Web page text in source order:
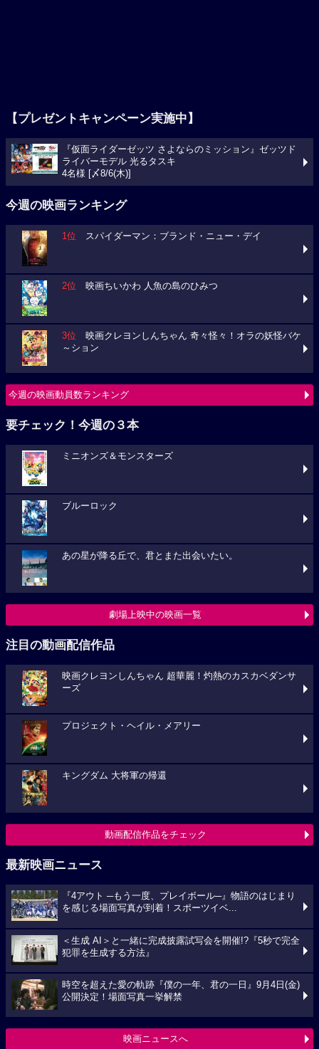
【プレゼントキャンペーン実施中】
『仮面ライダーゼッツ さよならのミッション』ゼッツド
ライバーモデル 光るタスキ
4名様 [〆8/6(木)]
今週の映画ランキング
1位 スパイダーマン：ブランド・ニュー・デイ
2位 映画ちいかわ 人魚の島のひみつ
3位 映画クレヨンしんちゃん 奇々怪々！オラの妖怪バケ
～ション
今週の映画動員数ランキング
要チェック！今週の３本
ミニオンズ＆モンスターズ
ブルーロック
あの星が降る丘で、君とまた出会いたい。
劇場上映中の映画一覧
注目の動画配信作品
映画クレヨンしんちゃん 超華麗！灼熱のカスカベダンサ
ーズ
プロジェクト・ヘイル・メアリー
キングダム 大将軍の帰還
動画配信作品をチェック
最新映画ニュース
『4アウト ─もう一度、プレイボール─』物語のはじまり
を感じる場面写真が到着！スポーツイベ...
＜生成 AI＞と一緒に完成披露試写会を開催!?『5秒で完全
犯罪を生成する方法』
時空を超えた愛の軌跡『僕の一年、君の一日』9月4日(金)
公開決定！場面写真一挙解禁
映画ニュースへ